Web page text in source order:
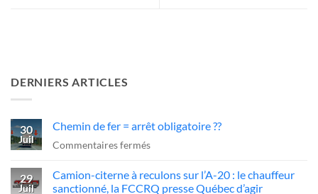
DERNIERS ARTICLES
30
Juil
Chemin de fer = arrêt obligatoire ??
Commentaires ferméssur
de
29
Juil
Camion-citerne à reculons sur l’A-20 : le chauffeur
sanctionné, la FCCRQ presse Québec d’agir